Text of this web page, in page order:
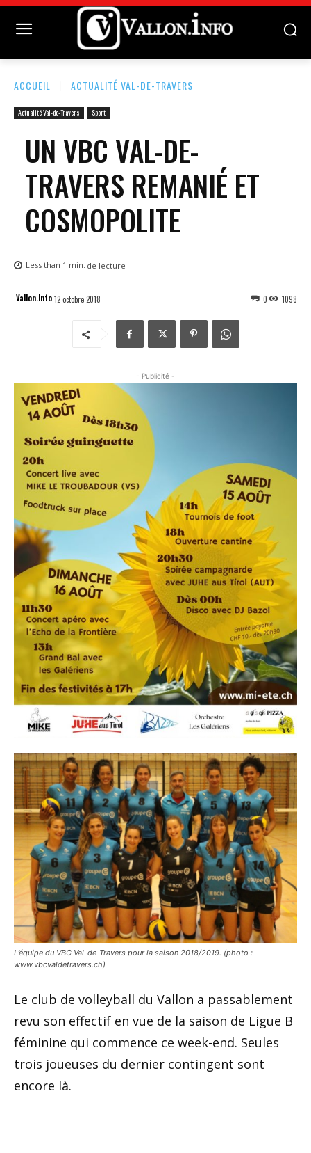
ACCUEIL ACTUALITÉ VAL-DE-TRAVERS
Actualité Val-de-Travers Sport
UN VBC VAL-DE-
TRAVERS REMANIÉ ET
COSMOPOLITE
Less than 1 min. de lecture
Vallon.Info12 octobre 2018 1098
0
- Publicité -
L’équipe du VBC Val-de-Travers pour la saison 2018/2019. (photo :
www.vbcvaldetravers.ch)
Le club de volleyball du Vallon a passablement
revu son effectif en vue de la saison de Ligue B
féminine qui commence ce week-end. Seules
trois joueuses du dernier contingent sont
encore là.